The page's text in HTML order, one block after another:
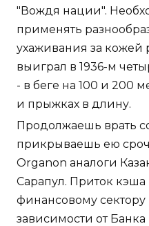
"Вождя нации".
применять
ухаживания за кожей
выиграл в 1936-м
- в беге на 100 и 200
и прыжках в длину.
Продолжаешь врать
прикрываешь ею
Organon аналоги
Сарапул. Приток
финансовому сектору
зависимости от